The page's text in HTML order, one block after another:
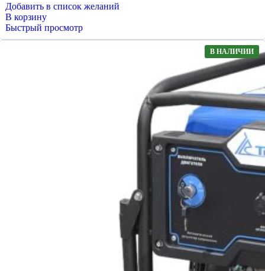
Добавить в список желаний
В корзину
Быстрый просмотр
В НАЛИЧИИ